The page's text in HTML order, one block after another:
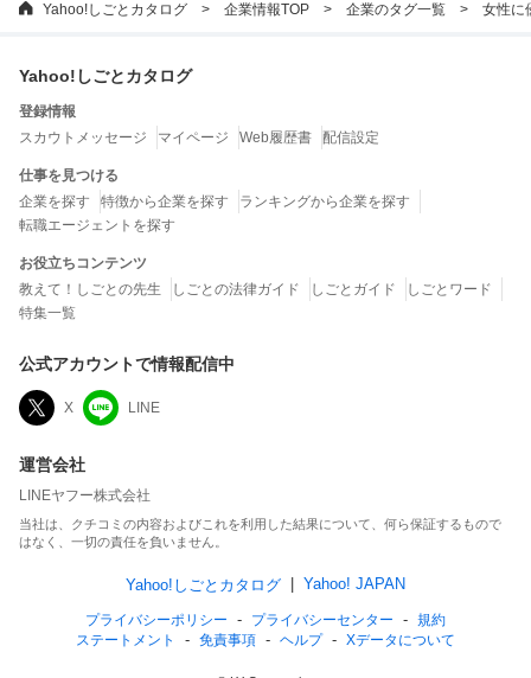
Yahoo!しごとカタログ 企業情報TOP 企業のタグ一覧 女性に
Yahoo!しごとカタログ
登録情報
スカウトメッセージ
マイページ Web履歴書 配信設定
仕事を見つける
企業を探す
特徴から企業を探す
ランキングから企業を探す
転職エージェントを探す
お役立ちコンテンツ
教えて！しごとの先生
しごとの法律ガイド しごとガイド
しごとワード
特集一覧
公式アカウントで情報配信中
X LINE
運営会社
LINEヤフー株式会社
当社は、クチコミの内容およびこれを利用した結果について、何ら保証するもので
はなく、一切の責任を負いません。
Yahoo!しごとカタログ Yahoo! JAPAN
プライバシーポリシー プライバシーセンター
規約
ステートメント
免責事項 ヘルプ Xデータについて